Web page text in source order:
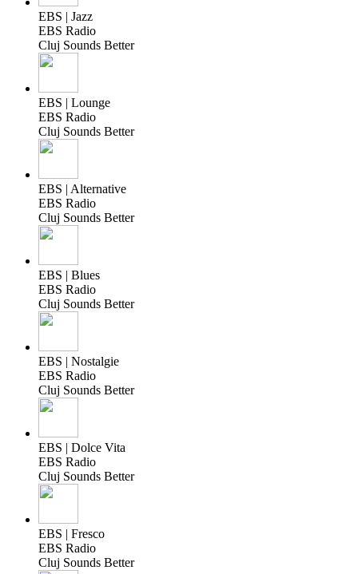
EBS | Jazz
EBS Radio
Cluj Sounds Better
EBS | Lounge
EBS Radio
Cluj Sounds Better
EBS | Alternative
EBS Radio
Cluj Sounds Better
EBS | Blues
EBS Radio
Cluj Sounds Better
EBS | Nostalgie
EBS Radio
Cluj Sounds Better
EBS | Dolce Vita
EBS Radio
Cluj Sounds Better
EBS | Fresco
EBS Radio
Cluj Sounds Better